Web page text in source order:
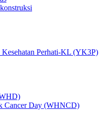
Perhati-KL (YK3P)
Cancer Day (WHNCD)